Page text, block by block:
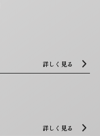
詳しく見る
詳しく見る